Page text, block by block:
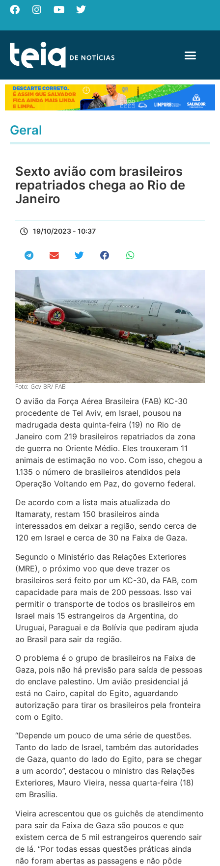
Geral
Sexto avião com brasileiros
repatriados chega ao Rio de
Janeiro
19/10/2023 - 10:37
Foto: Gov BR/ FAB
O avião da Força Aérea Brasileira (FAB) KC-30
procedente de Tel Aviv, em Israel, pousou na
madrugada desta quinta-feira (19) no Rio de
Janeiro com 219 brasileiros repatriados da zona
de guerra no Oriente Médio. Eles trouxeram 11
animais de estimação no voo. Com isso, chegou a
1.135 o número de brasileiros atendidos pela
Operação Voltando em Paz, do governo federal.
De acordo com a lista mais atualizada do
Itamaraty, restam 150 brasileiros ainda
interessados em deixar a região, sendo cerca de
120 em Israel e cerca de 30 na Faixa de Gaza.
Segundo o Ministério das Relações Exteriores
(MRE), o próximo voo que deve trazer os
brasileiros será feito por um KC-30, da FAB, com
capacidade para mais de 200 pessoas. Isso vai
permitir o transporte de todos os brasileiros em
Israel mais 15 estrangeiros da Argentina, do
Uruguai, Paraguai e da Bolívia que pediram ajuda
ao Brasil para sair da região.
O problema é o grupo de brasileiros na Faixa de
Gaza, pois não há previsão para saída de pessoas
do enclave palestino. Um avião presidencial já
está no Cairo, capital do Egito, aguardando
autorização para tirar os brasileiros pela fronteira
com o Egito.
“Depende um pouco de uma série de questões.
Tanto do lado de Israel, também das autoridades
de Gaza, quanto do lado do Egito, para se chegar
a um acordo”, destacou o ministro das Relações
Exteriores, Mauro Vieira, nessa quarta-feira (18)
em Brasília.
Vieira acrescentou que os guichês de atendimento
para sair da Faixa de Gaza são poucos e que
existem cerca de 5 mil estrangeiros querendo sair
de lá. “Por todas essas questões práticas ainda
não foram abertas as passagens e não pôde